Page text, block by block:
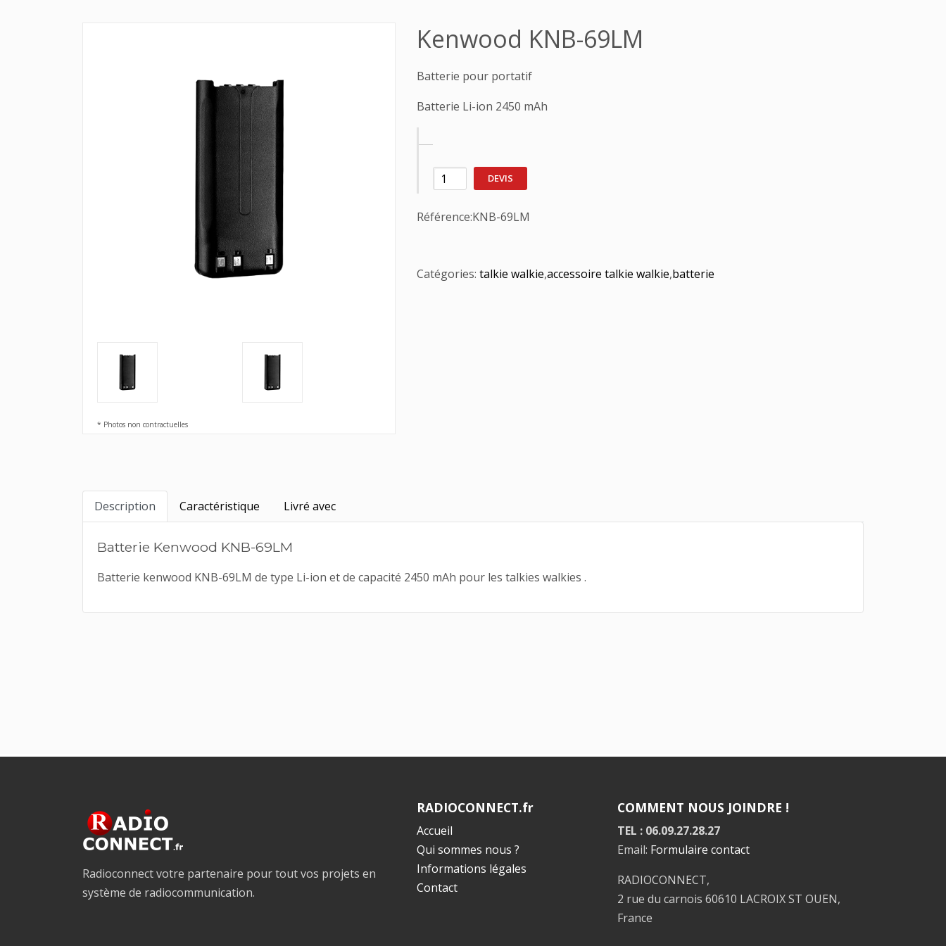
* Photos non contractuelles
Kenwood KNB-69LM
Batterie pour portatif
Batterie Li-ion 2450 mAh
DEVIS
Référence:KNB-69LM
Catégories: talkie walkie,accessoire talkie walkie,batterie
Description Caractéristique Livré avec
Batterie Kenwood KNB-69LM
Batterie kenwood KNB-69LM de type Li-ion et de capacité 2450 mAh pour les talkies walkies .
Radioconnect votre partenaire pour tout vos projets en
système de radiocommunication.
RADIOCONNECT.fr
Accueil
Qui sommes nous ?
Informations légales
Contact
COMMENT NOUS JOINDRE !
TEL : 06.09.27.28.27
Email: Formulaire contact
RADIOCONNECT,
2 rue du carnois 60610 LACROIX ST OUEN,
France